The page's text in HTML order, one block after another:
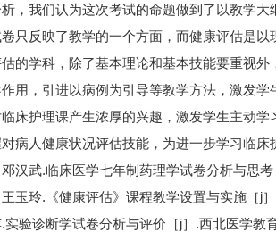
，我们认为这次考试的命题做到了以教学
只反映了教学的一个方面，而健康评估是
的学科，除了基本理论和基本技能要重视
用，引进以病例为引导等教学方法，激发
床护理课产生浓厚的兴趣，激发学生主动
病人健康状况评估技能，为进一步学习临
汉武.临床医学七年制药理学试卷分析与思
玉玲.《健康评估》课程教学设置与实施［j
实验诊断学试卷分析与评价［j］.西北医学教